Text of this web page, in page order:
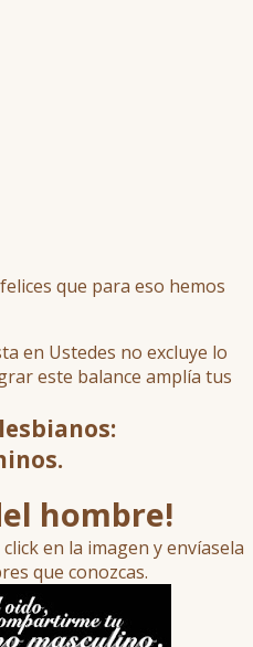
que para eso hemos
en Ustedes no excluye lo
este balance amplía tus
hombre!
en la imagen y envíasela
que conozcas.